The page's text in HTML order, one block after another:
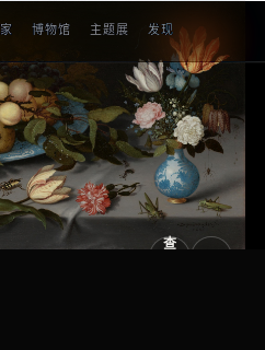
博物馆 主题展 发现
5
个
看
点
1
2
3
4
5
查